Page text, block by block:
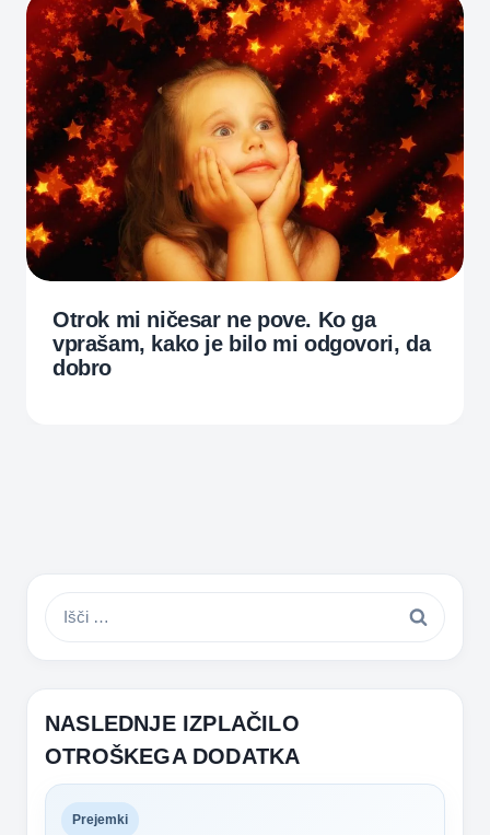
Otrok mi ničesar ne pove. Ko ga
vprašam, kako je bilo mi odgovori, da
dobro
Išči:
NASLEDNJE IZPLAČILO
OTROŠKEGA DODATKA
Prejemki